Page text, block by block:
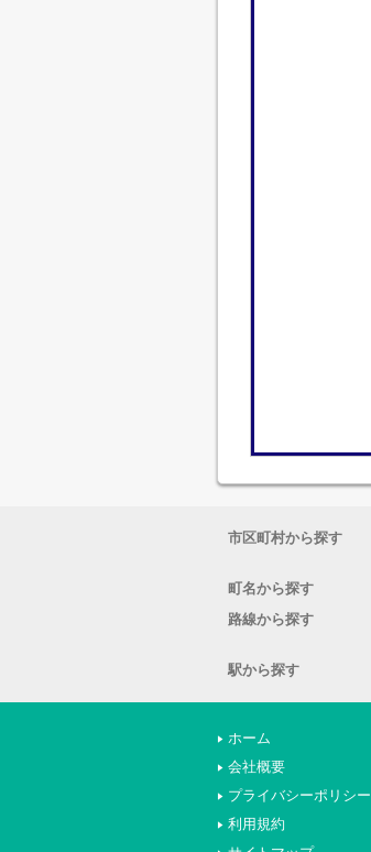
市区町村から探す
町名から探す
路線から探す
駅から探す
ホーム
会社概要
プライバシーポリシー
利用規約